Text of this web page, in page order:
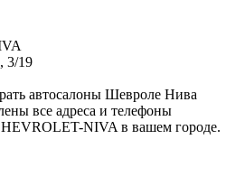
3/19
автосалоны Шевроле Нива
все адреса и телефоны
NIVA в вашем городе.